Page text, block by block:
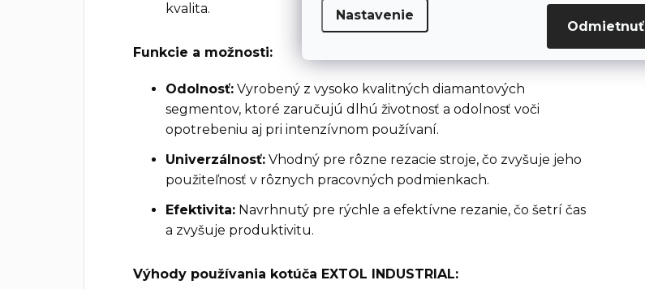
Nastavenie
Odmietnuť
kvalita.
Funkcie a možnosti:
Odolnosť: Vyrobený z vysoko kvalitných diamantových
segmentov, ktoré zaručujú dlhú životnosť a odolnosť voči
opotrebeniu aj pri intenzívnom používaní.
Univerzálnosť: Vhodný pre rôzne rezacie stroje, čo zvyšuje jeho
použiteľnosť v rôznych pracovných podmienkach.
Efektivita: Navrhnutý pre rýchle a efektívne rezanie, čo šetrí čas
a zvyšuje produktivitu.
Výhody používania kotúča EXTOL INDUSTRIAL: